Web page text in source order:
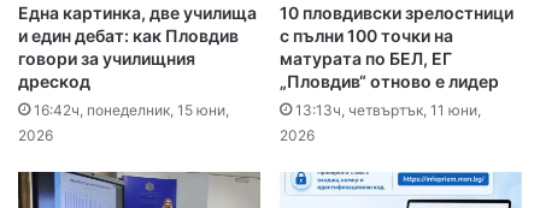
Една картинка, две училища
и един дебат: как Пловдив
говори за училищния
дрескод
16:42ч, понеделник, 15 юни,
2026
10 пловдивски зрелостници
с пълни 100 точки на
матурата по БЕЛ, ЕГ
„Пловдив“ отново е лидер
13:13ч, четвъртък, 11 юни,
2026